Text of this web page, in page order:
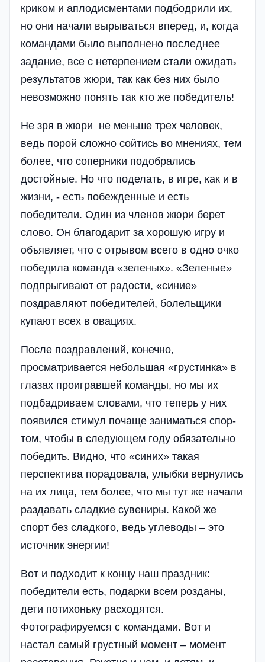
криком и аплодисментами подбодрили их,
но они начали вырываться вперед, и, когда
командами было выполнено последнее
задание, все с нетерпением стали ожидать
результатов жюри, так как без них было
невозможно понять так кто же победитель!
Не зря в жюри не меньше трех человек,
ведь порой сложно сойтись во мнениях, тем
более, что соперники подобрались
достойные. Но что поделать, в игре, как и в
жизни, - есть побежденные и есть
победители. Один из членов жюри берет
слово. Он благодарит за хорошую игру и
объявляет, что с отрывом всего в одно очко
победила команда «зеленых». «Зеленые»
подпрыгивают от радости, «синие»
поздравляют победителей, болельщики
купают всех в овациях.
После поздравлений, конечно,
просматривается небольшая «грустинка» в
глазах проигравшей команды, но мы их
подбадриваем словами, что теперь у них
появился стимул почаще заниматься спор­
том, чтобы в следующем году обяза­тельно
победить. Видно, что «синих» такая
перспектива порадовала, улыбки вернулись
на их лица, тем более, что мы тут же начали
раздавать сладкие сувениры. Какой же
спорт без сладкого, ведь углеводы – это
источник энергии!
Вот и подходит к концу наш праздник:
победители есть, подарки всем розданы,
дети потихоньку расходятся.
Фотографируемся с командами. Вот и
настал самый грустный момент – момент